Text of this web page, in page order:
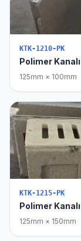
KTK-1210-PK
Polimer
125mm × 100mm
KTK-1215-PK
Polimer
125mm × 150mm